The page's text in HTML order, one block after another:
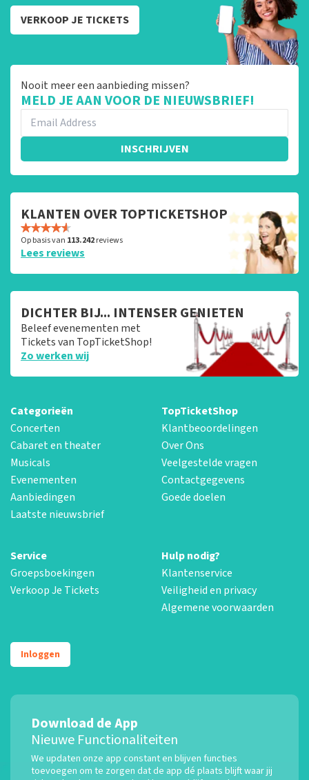
VERKOOP JE TICKETS
Nooit meer een aanbieding missen?
MELD JE AAN VOOR DE NIEUWSBRIEF!
INSCHRIJVEN
KLANTEN OVER TOPTICKETSHOP
Op basis van 113.242reviews
Lees reviews
DICHTER BIJ... INTENSER GENIETEN
Beleef evenementen met
Tickets van TopTicketShop!
Zo werken wij
Categorieën
Concerten
Cabaret en theater
Musicals
Evenementen
Aanbiedingen
Laatste nieuwsbrief
TopTicketShop
Klantbeoordelingen
Over Ons
Veelgestelde vragen
Contactgegevens
Goede doelen
Service
Groepsboekingen
Verkoop Je Tickets
Hulp nodig?
Klantenservice
Veiligheid en privacy
Algemene voorwaarden
Inloggen
Download de App
Nieuwe Functionaliteiten
We updaten onze app constant en blijven functies
toevoegen om te zorgen dat de app dé plaats blijft waar jij